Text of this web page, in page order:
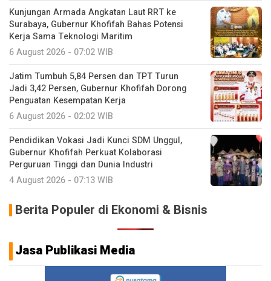
Kunjungan Armada Angkatan Laut RRT ke
Surabaya, Gubernur Khofifah Bahas Potensi
Kerja Sama Teknologi Maritim
6 August 2026 - 07:02 WIB
Jatim Tumbuh 5,84 Persen dan TPT Turun
Jadi 3,42 Persen, Gubernur Khofifah Dorong
Penguatan Kesempatan Kerja
6 August 2026 - 02:02 WIB
Pendidikan Vokasi Jadi Kunci SDM Unggul,
Gubernur Khofifah Perkuat Kolaborasi
Perguruan Tinggi dan Dunia Industri
4 August 2026 - 07:13 WIB
Berita Populer di Ekonomi & Bisnis
Jasa Publikasi Media